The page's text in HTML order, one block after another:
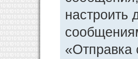
настроить
«Отправка